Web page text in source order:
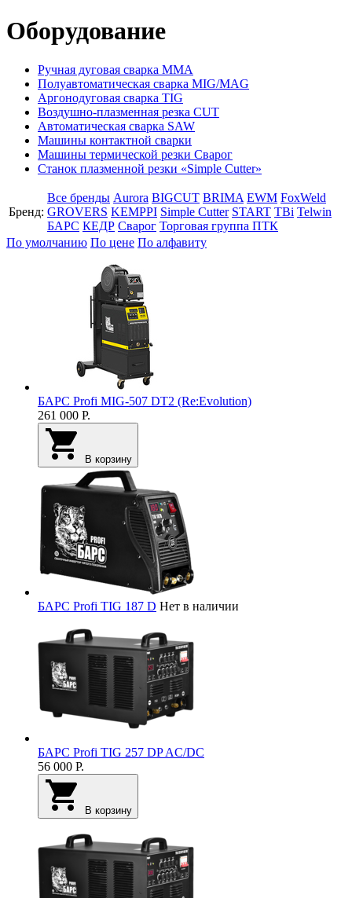
Оборудование
Ручная дуговая сварка ММА
Полуавтоматическая сварка MIG/MAG
Аргонодуговая сварка TIG
Воздушно-плазменная резка CUT
Автоматическая сварка SAW
Машины контактной сварки
Машины термической резки Сварог
Станок плазменной резки «Simple Cutter»
Бренд:
Все бренды Aurora BIGCUT BRIMA EWM FoxWeld
GROVERS KEMPPI Simple Cutter START TBi Telwin
БАРС КЕДР Сварог Торговая группа ПТК
По умолчанию По цене По алфавиту
БАРС Profi MIG-507 DT2 (Re:Evolution)
261 000 Р.
В корзину
БАРС Profi TIG 187 D Нет в наличии
БАРС Profi TIG 257 DP AC/DC
56 000 Р.
В корзину